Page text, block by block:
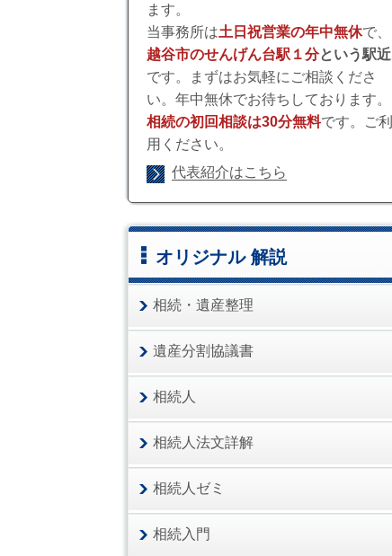
ます。
当事務所は土日祝営業の年中無休で、
越谷市のせんげん台駅１分という駅近
です。まずはお気軽にご相談くださ
い。年中無休でお待ちしております。
相続の初回相談は30分無料です。ご利
用ください。
代表紹介はこちら
オリジナル 解説
相続・遺産整理
遺産分割協議書
相続人
相続人法文詳解
相続人ゼミ
相続入門